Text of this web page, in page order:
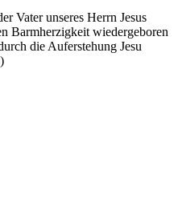
Vater unseres Herrn Jesus
Barmherzigkeit wiedergeboren
die Auferstehung Jesu